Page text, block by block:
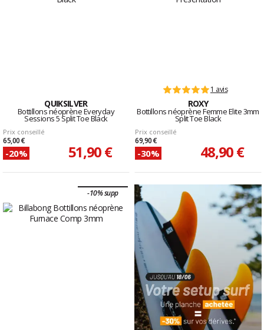
QUIKSILVER
Bottillons néoprène Everyday
Sessions 5 Split Toe Black
Prix conseillé
65,00 €
-20% 51,90 €
1 avis
ROXY
Bottillons néoprène Femme Elite 3mm
Split Toe Black
Prix conseillé
69,90 €
-30% 48,90 €
-10% supp